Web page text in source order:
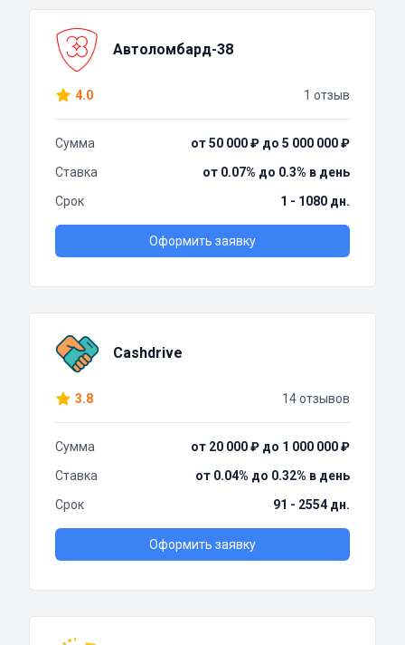
Автоломбард-38
4.0 1 отзыв
Сумма
от 50 000 ₽ до 5 000 000 ₽
Ставка
от 0.07% до 0.3% в день
Срок
1 - 1080 дн.
Оформить заявку
Cashdrive
3.8 14 отзывов
Сумма
от 20 000 ₽ до 1 000 000 ₽
Ставка
от 0.04% до 0.32% в день
Срок
91 - 2554 дн.
Оформить заявку